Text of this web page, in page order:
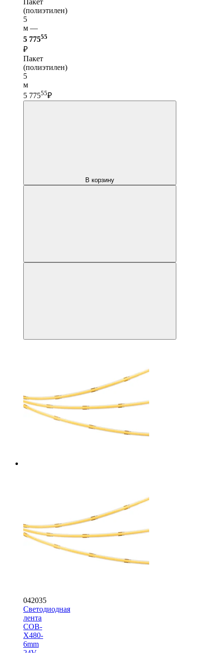
Пакет
(полиэтилен)
5
м —
5 77555
₽
Пакет
(полиэтилен)
5
м
5 77555₽
В корзину
042035
Светодиодная
лента
COB-
X480-
6mm